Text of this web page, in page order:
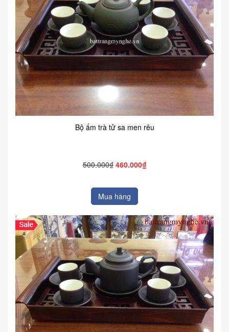
Bộ ấm trà tử sa men rêu
500.000₫ 460.000₫
Mua hàng